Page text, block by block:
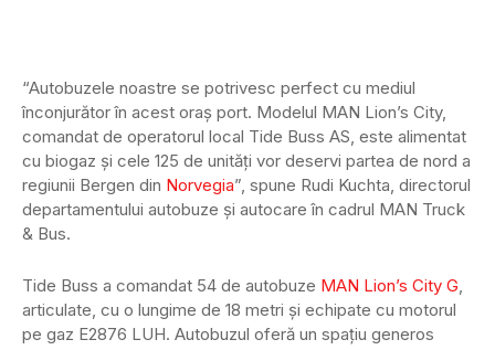
“Autobuzele noastre se potrivesc perfect cu mediul
înconjurător în acest oraș port. Modelul MAN Lion’s City,
comandat de operatorul local Tide Buss AS, este alimentat
cu biogaz și cele 125 de unități vor deservi partea de nord a
regiunii Bergen din Norvegia”, spune Rudi Kuchta, directorul
departamentului autobuze și autocare în cadrul MAN Truck
& Bus.
Tide Buss a comandat 54 de autobuze MAN Lion’s City G,
articulate, cu o lungime de 18 metri și echipate cu motorul
pe gaz E2876 LUH. Autobuzul oferă un spațiu generos